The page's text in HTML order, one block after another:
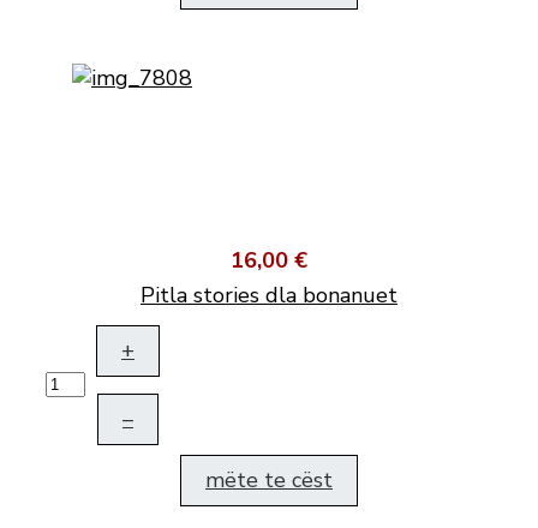
16,00 €
Pitla stories dla bonanuet
+
–
mëte te cëst